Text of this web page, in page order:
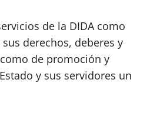
de la DIDA como
derechos, deberes y
de promoción y
y sus servidores un